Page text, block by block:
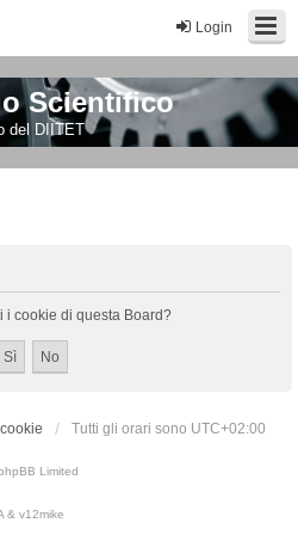
Login
Scientifico
del DIITET
i cookie di questa Board?
Tutti gli orari sono UTC+02:00
Limited
& v12mike